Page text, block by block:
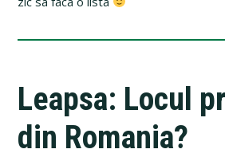
Leapsa: Locul
din Romania?